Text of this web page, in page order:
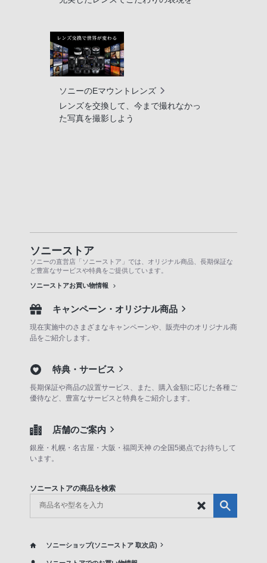
ソニーのEマウントレンズ
レンズを交換して、今まで撮れなかっ
た写真を撮影しよう
ソニーストア
ソニーの直営店「ソニーストア」では、オリジナル商品、長期保証な
ど豊富なサービスや特典をご提供しています。
ソニーストアお買い物情報
キャンペーン・オリジナル商品
現在実施中のさまざまなキャンペーンや、販売中のオリジナル商
品をご紹介します。
特典・サービス
長期保証や商品の設置サービス、また、購入金額に応じた各種ご
優待など、豊富なサービスと特典をご紹介します。
店舗のご案内
銀座・札幌・名古屋・大阪・福岡天神 の全国5拠点でお待ちして
います。
ソニーストアの商品を検索
ソニーショップ(ソニーストア 取次店)